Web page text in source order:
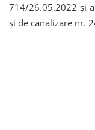
714/26.05.2022 și
și de canalizare nr.